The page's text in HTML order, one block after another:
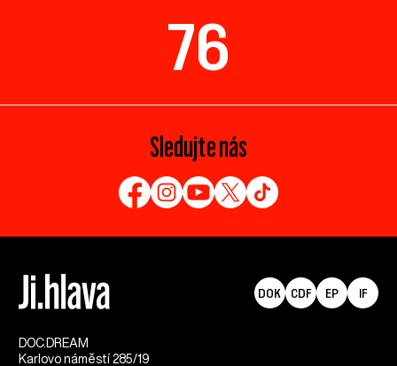
76
Sledujte nás
DOC.DREAM​
Karlovo náměstí 285/19
DOK CDF EP IF